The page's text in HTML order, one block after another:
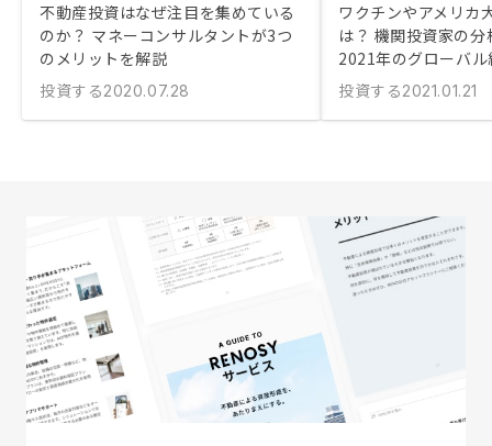
不動産投資はなぜ注目を集めている
のか？ マネーコンサルタントが3つ
のメリットを解説
投資する2020.07.28
ワクチンやアメリカ
は？ 機関投資家の
2021年のグローバ
投資する2021.01.21